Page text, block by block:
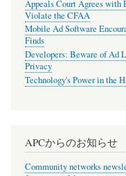
Appeals Court Agrees with
Violate the CFAA
Mobile Ad Software
Finds
Developers: Beware of Ad
Privacy
Technology's Power in the
APCからのお知らせ
Community networks